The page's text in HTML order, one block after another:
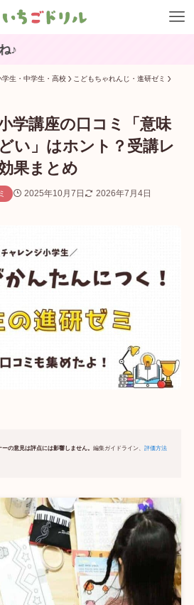
生・中学生・高校 こどもちゃれんじ・進研ゼミ
学講座の口コミ「意味
い」はホント？受講レ
果まとめ
2025年10月7日 2026年7月4日
の意見は評点には影響しません。 編集ガイドライン、 評価方法